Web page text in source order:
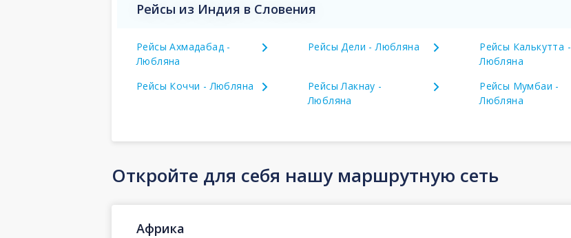
Рейсы из Индия в Словения
Рейсы Ахмадабад -
Любляна
Рейсы Дели - Любляна
Рейсы Калькутта -
Любляна
Рейсы Коччи - Любляна
Рейсы Лакнау -
Любляна
Рейсы Мумбаи -
Любляна
Откройте для себя нашу маршрутную сеть
Африка